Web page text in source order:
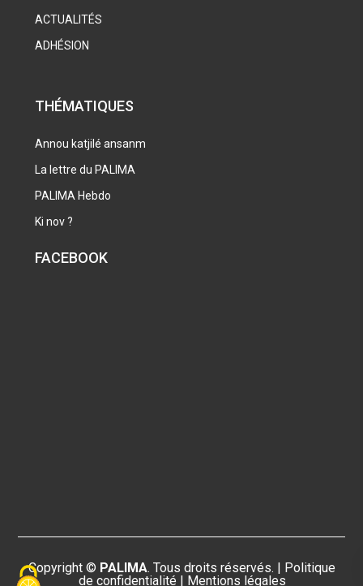
ACTUALITÉS
ADHÉSION
THÉMATIQUES
Annou katjilé ansanm
La lettre du PALIMA
PALIMA Hebdo
Ki nov ?
FACEBOOK
Copyright © PALIMA. Tous droits réservés. | Politique
de confidentialité | Mentions légales